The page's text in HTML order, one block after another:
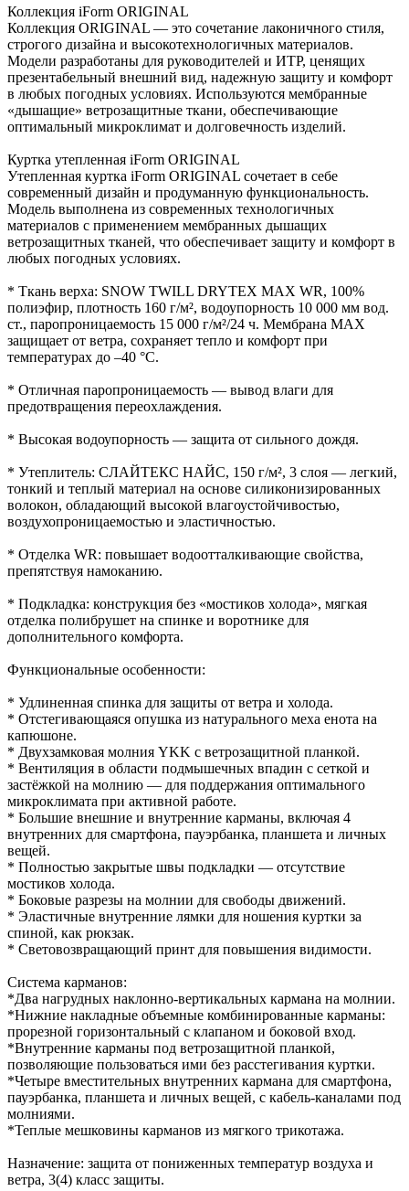
Коллекция iForm ORIGINAL
Коллекция ORIGINAL — это сочетание лаконичного стиля,
строгого дизайна и высокотехнологичных материалов.
Модели разработаны для руководителей и ИТР, ценящих
презентабельный внешний вид, надежную защиту и комфорт
в любых погодных условиях. Используются мембранные
«дышащие» ветрозащитные ткани, обеспечивающие
оптимальный микроклимат и долговечность изделий.
Куртка утепленная iForm ORIGINAL
Утепленная куртка iForm ORIGINAL сочетает в себе
современный дизайн и продуманную функциональность.
Модель выполнена из современных технологичных
материалов с применением мембранных дышащих
ветрозащитных тканей, что обеспечивает защиту и комфорт в
любых погодных условиях.
* Ткань верха: SNOW TWILL DRYTEX MAX WR, 100%
полиэфир, плотность 160 г/м², водоупорность 10 000 мм вод.
ст., паропроницаемость 15 000 г/м²/24 ч. Мембрана MAX
защищает от ветра, сохраняет тепло и комфорт при
температурах до –40 °C.
* Отличная паропроницаемость — вывод влаги для
предотвращения переохлаждения.
* Высокая водоупорность — защита от сильного дождя.
* Утеплитель: СЛАЙТЕКС НАЙС, 150 г/м², 3 слоя — легкий,
тонкий и теплый материал на основе силиконизированных
волокон, обладающий высокой влагоустойчивостью,
воздухопроницаемостью и эластичностью.
* Отделка WR: повышает водоотталкивающие свойства,
препятствуя намоканию.
* Подкладка: конструкция без «мостиков холода», мягкая
отделка полибрушет на спинке и воротнике для
дополнительного комфорта.
Функциональные особенности:
* Удлиненная спинка для защиты от ветра и холода.
* Отстегивающаяся опушка из натурального меха енота на
капюшоне.
* Двухзамковая молния YKK с ветрозащитной планкой.
* Вентиляция в области подмышечных впадин с сеткой и
застёжкой на молнию — для поддержания оптимального
микроклимата при активной работе.
* Большие внешние и внутренние карманы, включая 4
внутренних для смартфона, пауэрбанка, планшета и личных
вещей.
* Полностью закрытые швы подкладки — отсутствие
мостиков холода.
* Боковые разрезы на молнии для свободы движений.
* Эластичные внутренние лямки для ношения куртки за
спиной, как рюкзак.
* Световозвращающий принт для повышения видимости.
Система карманов:
*Два нагрудных наклонно-вертикальных кармана на молнии.
*Нижние накладные объемные комбинированные карманы:
прорезной горизонтальный с клапаном и боковой вход.
*Внутренние карманы под ветрозащитной планкой,
позволяющие пользоваться ими без расстегивания куртки.
*Четыре вместительных внутренних кармана для смартфона,
пауэрбанка, планшета и личных вещей, с кабель-каналами под
молниями.
*Теплые мешковины карманов из мягкого трикотажа.
Назначение: защита от пониженных температур воздуха и
ветра, 3(4) класс защиты.